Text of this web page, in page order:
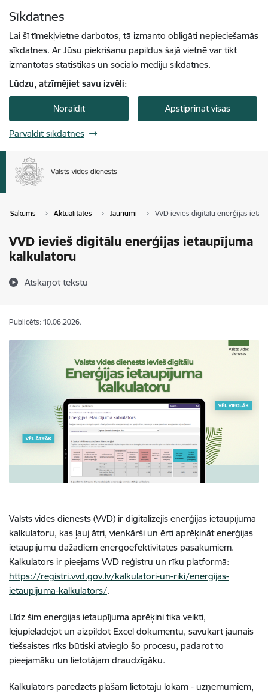
Sīkdatnes
Lai šī tīmekļvietne darbotos, tā izmanto obligāti nepieciešamās
sīkdatnes. Ar Jūsu piekrišanu papildus šajā vietnē var tikt
izmantotas statistikas un sociālo mediju sīkdatnes.
Lūdzu, atzīmējiet savu izvēli:
Noraidīt Apstiprināt visas
Pārvaldīt sīkdatnes
Sākums Aktualitātes Jaunumi VVD ievieš digitālu enerģijas
VVD ievieš digitālu enerģijas ietaupījuma
kalkulatoru
Atskaņot tekstu
Publicēts: 10.06.2026.
Valsts vides dienests (VVD) ir digitālizējis enerģijas ietaupījuma
kalkulatoru, kas ļauj ātri, vienkārši un ērti aprēķināt enerģijas
ietaupījumu dažādiem energoefektivitātes pasākumiem.
Kalkulators ir pieejams VVD reģistru un rīku platformā:
https://registri.vvd.gov.lv/kalkulatori-un-riki/energijas-
ietaupijuma-kalkulators/.
Līdz šim enerģijas ietaupījuma aprēķini tika veikti,
lejupielādējot un aizpildot Excel dokumentu, savukārt jaunais
tiešsaistes rīks būtiski atvieglo šo procesu, padarot to
pieejamāku un lietotājam draudzīgāku.
Kalkulators paredzēts plašam lietotāju lokam - uzņēmumiem,